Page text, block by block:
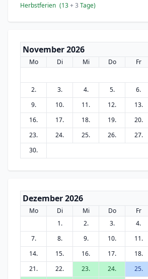
Herbstferien (13+ 3 Tage)
November 2026
Mo Di Mi Do Fr
2.
3. 4. 5. 6.
9.
10. 11. 12. 13.
16.
17. 18. 19. 20.
23.
24. 25. 26. 27.
30.
Dezember 2026
Mo Di Mi Do Fr
1.
2. 3. 4.
7.
8. 9. 10. 11.
14.
15. 16. 17. 18.
21.
22. 23. 24. 25.